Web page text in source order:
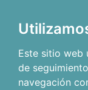
Este sitio web
de
navegación